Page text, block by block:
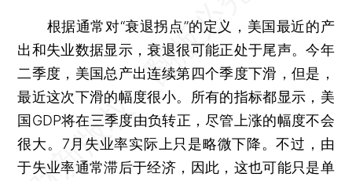
根据通常对“衰退拐点”的定义，美国最近的产
出和失业数据显示，衰退很可能正处于尾声。今年
二季度，美国总产出连续第四个季度下滑，但是，
最近这次下滑的幅度很小。所有的指标都显示，美
国GDP将在三季度由负转正，尽管上涨的幅度不会
很大。7月失业率实际上只是略微下降。不过，由
于失业率通常滞后于经济，因此，这也可能只是单